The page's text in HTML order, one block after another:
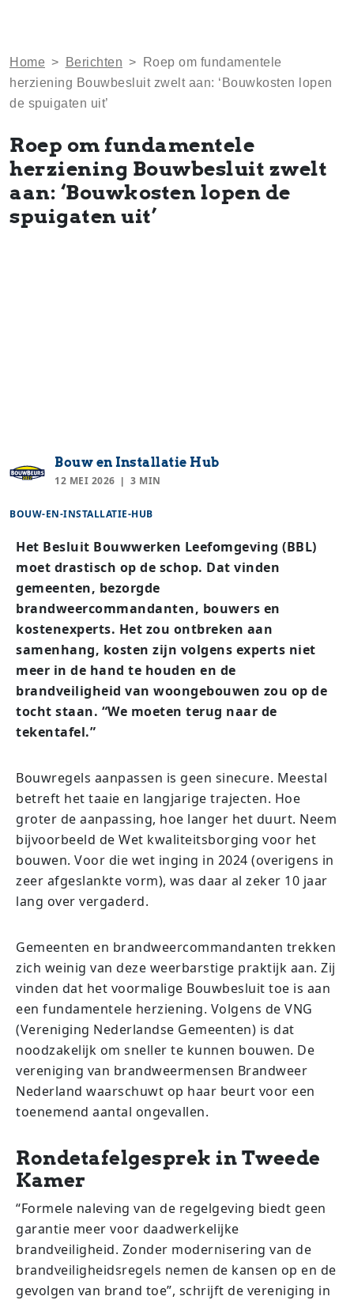
Home > Berichten >
Roep om fundamentele
herziening Bouwbesluit zwelt aan: ‘Bouwkosten lopen
de spuigaten uit’
Roep om fundamentele
herziening Bouwbesluit zwelt
aan: ‘Bouwkosten lopen de
spuigaten uit’
Bouw en Installatie Hub
12 MEI 2026 3 MIN
BOUW-EN-INSTALLATIE-HUB
Het Besluit Bouwwerken Leefomgeving (BBL)
moet drastisch op de schop. Dat vinden
gemeenten, bezorgde
brandweercommandanten, bouwers en
kostenexperts. Het zou ontbreken aan
samenhang, kosten zijn volgens experts niet
meer in de hand te houden en de
brandveiligheid van woongebouwen zou op de
tocht staan. “We moeten terug naar de
tekentafel.”
Bouwregels aanpassen is geen sinecure. Meestal
betreft het taaie en langjarige trajecten. Hoe
groter de aanpassing, hoe langer het duurt. Neem
bijvoorbeeld de Wet kwaliteitsborging voor het
bouwen. Voor die wet inging in 2024 (overigens in
zeer afgeslankte vorm), was daar al zeker 10 jaar
lang over vergaderd.
Gemeenten en brandweercommandanten trekken
zich weinig van deze weerbarstige praktijk aan. Zij
vinden dat het voormalige Bouwbesluit toe is aan
een fundamentele herziening. Volgens de VNG
(Vereniging Nederlandse Gemeenten) is dat
noodzakelijk om sneller te kunnen bouwen. De
vereniging van brandweermensen Brandweer
Nederland waarschuwt op haar beurt voor een
toenemend aantal ongevallen.
Rondetafelgesprek in Tweede
Kamer
“Formele naleving van de regelgeving biedt geen
garantie meer voor daadwerkelijke
brandveiligheid. Zonder modernisering van de
brandveiligheidsregels nemen de kansen op en de
gevolgen van brand toe”, schrijft de vereniging in